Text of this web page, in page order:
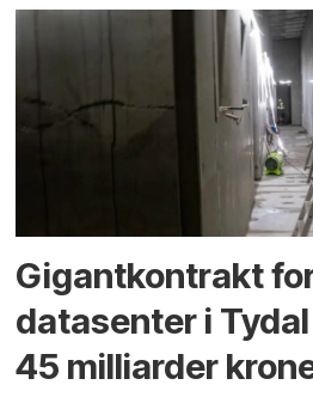
Gigantkontrakt
datasenter i Tydal
45 milliarder